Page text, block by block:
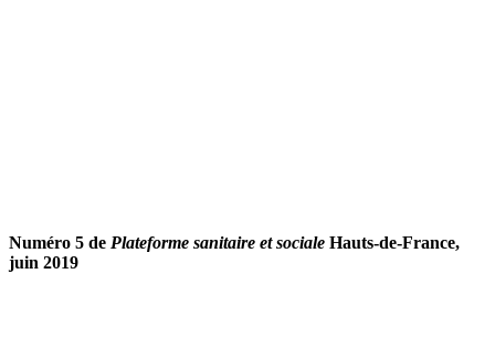
Numéro 5 de Plateforme sanitaire et sociale Hauts-de-France,
juin 2019